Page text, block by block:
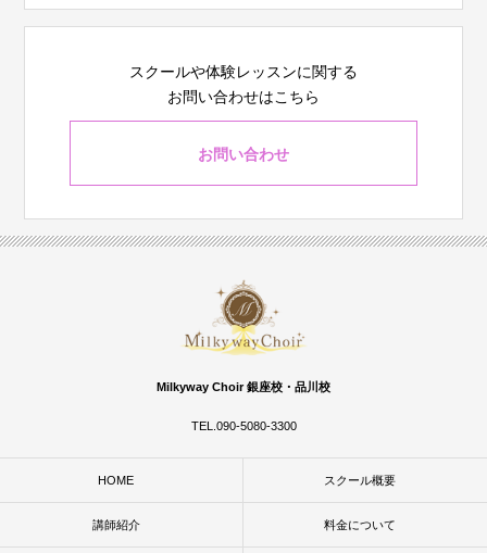
スクールや体験レッスンに関する
お問い合わせはこちら
お問い合わせ
Milkyway Choir 銀座校・品川校
TEL.090-5080-3300
HOME スクール概要
講師紹介 料金について